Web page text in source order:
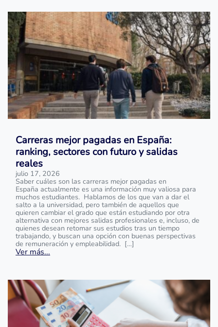
Carreras mejor pagadas en España:
ranking, sectores con futuro y salidas
reales
julio 17, 2026
Saber cuáles son las carreras mejor pagadas en
España actualmente es una información muy valiosa para
muchos estudiantes. Hablamos de los que van a dar el
salto a la universidad, pero también de aquellos que
quieren cambiar el grado que están estudiando por otra
alternativa con mejores salidas profesionales e, incluso, de
quienes desean retomar sus estudios tras un tiempo
trabajando, y buscan una opción con buenas perspectivas
de remuneración y empleabilidad. […]
Ver más...